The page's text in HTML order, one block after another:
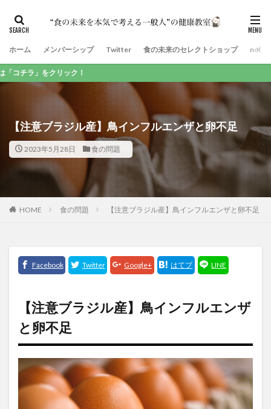
ホーム メンバーシップ Twitter 食の未来のセレクトショップ note
【注意ブラジル産】鳥インフルエンザと卵不足
2023年5月28日 食の問題
HOME 食の問題 【注意ブラジル産】鳥インフルエンザと卵不足
【注意ブラジル産】鳥インフルエンザ
と卵不足